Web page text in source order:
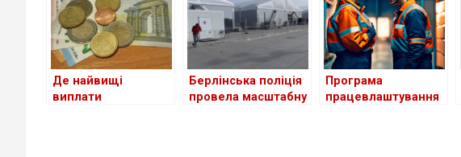
українців?
Де найвищі
виплати
Берлінська поліція
провела масштабну
Програма
працевлаштування